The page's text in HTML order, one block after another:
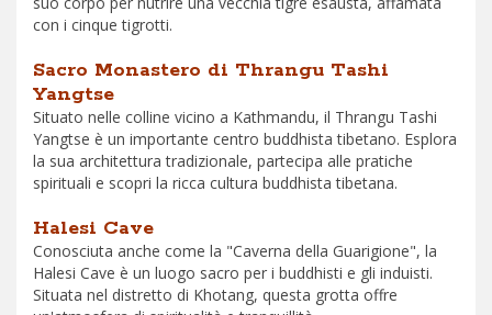
con i cinque tigrotti.
Sacro Monastero di Thrangu Tashi
Yangtse
Situato nelle colline vicino a Kathmandu, il Thrangu Tashi
Yangtse è un importante centro buddhista tibetano. Esplora
la sua architettura tradizionale, partecipa alle pratiche
spirituali e scopri la ricca cultura buddhista tibetana.
Halesi Cave
Conosciuta anche come la "Caverna della Guarigione", la
Halesi Cave è un luogo sacro per i buddhisti e gli induisti.
Situata nel distretto di Khotang, questa grotta offre